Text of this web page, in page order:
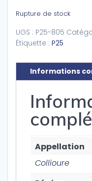
Rupture de stock
UGS : P25-805
Étiquette : P25
Informations
Appellation
Collioure